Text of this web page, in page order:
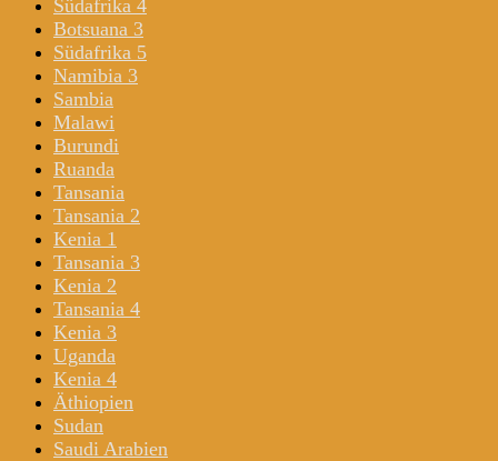
Südafrika 4
Botsuana 3
Südafrika 5
Namibia 3
Sambia
Malawi
Burundi
Ruanda
Tansania
Tansania 2
Kenia 1
Tansania 3
Kenia 2
Tansania 4
Kenia 3
Uganda
Kenia 4
Äthiopien
Sudan
Saudi Arabien